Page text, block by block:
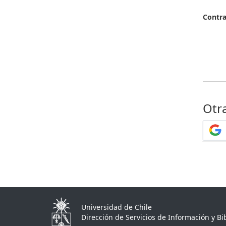
Universidad de Chile
Dirección de Servicios de Información y